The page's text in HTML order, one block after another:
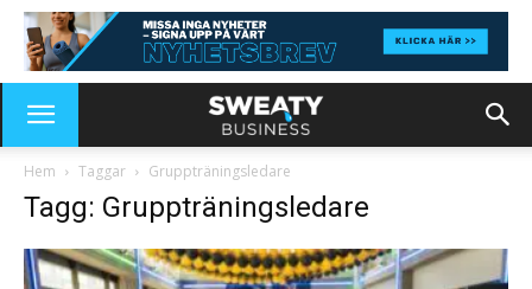
Hem Taggar Gruppträningsledare
Tagg: Gruppträningsledare